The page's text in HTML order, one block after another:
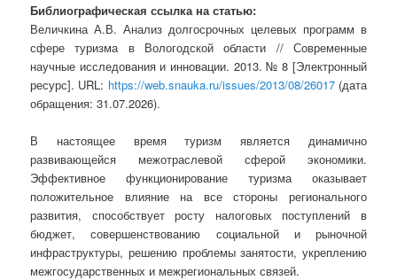
Библиографическая ссылка на статью:
Величкина А.В. Анализ долгосрочных целевых программ в
сфере туризма в Вологодской области // Современные
научные исследования и инновации. 2013. № 8 [Электронный
ресурс]. URL: https://web.snauka.ru/issues/2013/08/26017(дата
обращения: 31.07.2026).
В настоящее время туризм является динамично
развивающейся межотраслевой сферой экономики.
Эффективное функционирование туризма оказывает
положительное влияние на все стороны регионального
развития, способствует росту налоговых поступлений в
бюджет, совершенствованию социальной и рыночной
инфраструктуры, решению проблемы занятости, укреплению
межгосударственных и межрегиональных связей.